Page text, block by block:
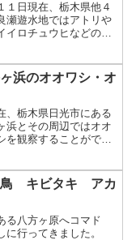
１日現在、栃木県他４
瀬遊水地ではアトリや
イロチュウヒなどの野
浜のオオワシ・オ
、栃木県日光市にある
浜とその周辺ではオオ
を観察することができ
鳥 キビタキ アカ
る八方ヶ原へコマド
に行ってきました。